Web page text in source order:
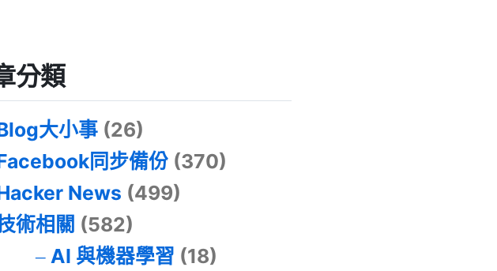
分類
大小事 (26)
同步備份 (370)
News (499)
術相關 (582)
AI 與機器學習 (18)